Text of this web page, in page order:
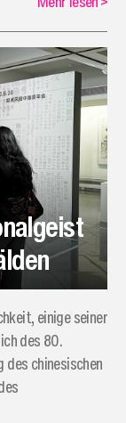
einige seiner
des 80.
chinesischen